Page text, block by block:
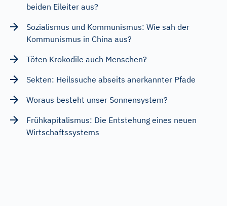
beiden Eileiter aus?
Sozialismus und Kommunismus: Wie sah der
Kommunismus in China aus?
Töten Krokodile auch Menschen?
Sekten: Heilssuche abseits anerkannter Pfade
Woraus besteht unser Sonnensystem?
Frühkapitalismus: Die Entstehung eines neuen
Wirtschaftssystems